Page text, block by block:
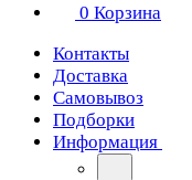
0 Корзина
Контакты
Доставка
Самовывоз
Подборки
Информация